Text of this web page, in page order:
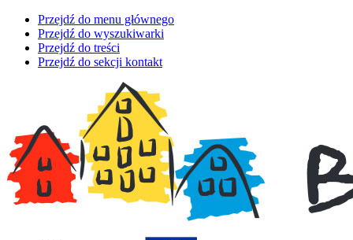
Przejdź do menu głównego
Przejdź do wyszukiwarki
Przejdź do treści
Przejdź do sekcji kontakt